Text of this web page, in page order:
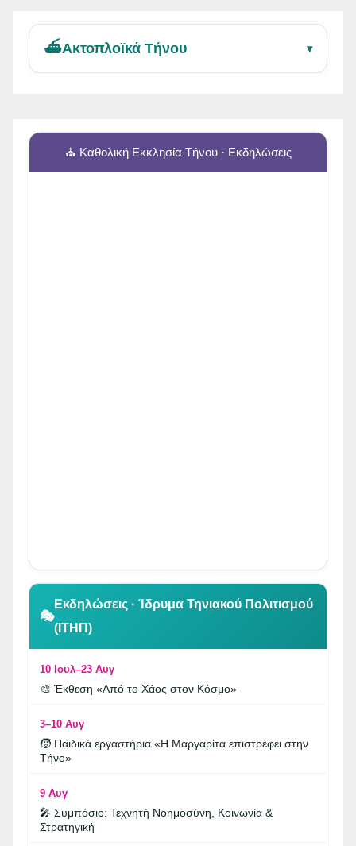
⛴️Ακτοπλοϊκά Τήνου ▾
⛪ Καθολική Εκκλησία Τήνου · Εκδηλώσεις
👆 Κλικ για περιήγηση
🎭
Εκδηλώσεις · Ίδρυμα Τηνιακού Πολιτισμού
(ΙΤΗΠ)
10 Ιουλ–23 Αυγ
🎨 Έκθεση «Από το Χάος στον Κόσμο»
3–10 Αυγ
🧒 Παιδικά εργαστήρια «Η Μαργαρίτα επιστρέφει στην
Τήνο»
9 Αυγ
🎤 Συμπόσιο: Τεχνητή Νοημοσύνη, Κοινωνία &
Στρατηγική